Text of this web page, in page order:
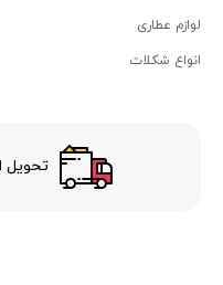
لوازم عطاری
انواع شکلات